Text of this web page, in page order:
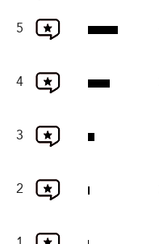
5
4
3
2